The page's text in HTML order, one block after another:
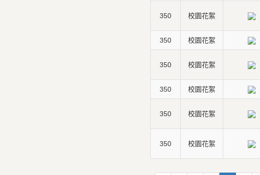
350 校園花絮
350 校園花絮
350 校園花絮
350 校園花絮
350 校園花絮
350 校園花絮